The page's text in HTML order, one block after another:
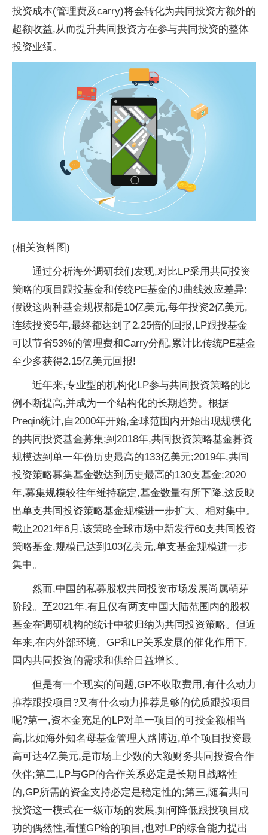
投资成本(管理费及carry)将会转化为共同投资方额外的
超额收益,从而提升共同投资方在参与共同投资的整体
投资业绩。
(相关资料图)
通过分析海外调研我们发现,对比LP采用共同投资
策略的项目跟投基金和传统PE基金的J曲线效应差异:
假设这两种基金规模都是10亿美元,每年投资2亿美元,
连续投资5年,最终都达到了2.25倍的回报,LP跟投基金
可以节省53%的管理费和Carry分配,累计比传统PE基金
至少多获得2.15亿美元回报!
近年来,专业型的机构化LP参与共同投资策略的比
例不断提高,并成为一个结构化的长期趋势。根据
Preqin统计,自2000年开始,全球范围内开始出现规模化
的共同投资基金募集;到2018年,共同投资策略基金募资
规模达到单一年份历史最高的133亿美元;2019年,共同
投资策略募集基金数达到历史最高的130支基金;2020
年,募集规模较往年维持稳定,基金数量有所下降,这反映
出单支共同投资策略基金规模进一步扩大、相对集中。
截止2021年6月,该策略全球市场中新发行60支共同投资
策略基金,规模已达到103亿美元,单支基金规模进一步
集中。
然而,中国的私募股权共同投资市场发展尚属萌芽
阶段。至2021年,有且仅有两支中国大陆范围内的股权
基金在调研机构的统计中被归纳为共同投资策略。但近
年来,在内外部环境、GP和LP关系发展的催化作用下,
国内共同投资的需求和供给日益增长。
但是有一个现实的问题,GP不收取费用,有什么动力
推荐跟投项目?又有什么动力推荐足够的优质跟投项目
呢?第一,资本金充足的LP对单一项目的可投金额相当
高,比如海外知名母基金管理人路博迈,单个项目投资最
高可达4亿美元,是市场上少数的大额财务共同投资合作
伙伴;第二,LP与GP的合作关系必定是长期且战略性
的,GP所需的资金支持必定是稳定性的;第三,随着共同
投资这一模式在一级市场的发展,如何降低跟投项目成
功的偶然性,看懂GP给的项目,也对LP的综合能力提出